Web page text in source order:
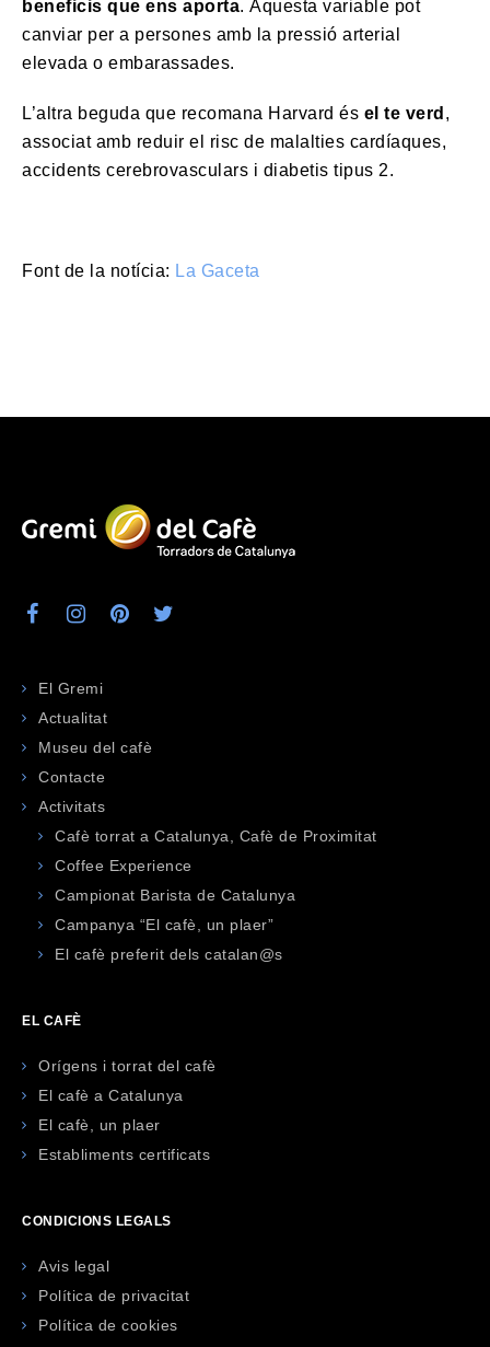
beneficis que ens aporta. Aquesta variable pot
canviar per a persones amb la pressió arterial
elevada o embarassades.
L’altra beguda que recomana Harvard és el te verd ,
associat amb reduir el risc de malalties cardíaques,
accidents cerebrovasculars i diabetis tipus 2.
Font de la notícia: La Gaceta
El Gremi
Actualitat
Museu del cafè
Contacte
Activitats
Cafè torrat a Catalunya, Cafè de Proximitat
Coffee Experience
Campionat Barista de Catalunya
Campanya “El cafè, un plaer”
El cafè preferit dels catalan@s
EL CAFÈ
Orígens i torrat del cafè
El cafè a Catalunya
El cafè, un plaer
Establiments certificats
CONDICIONS LEGALS
Avis legal
Política de privacitat
Política de cookies